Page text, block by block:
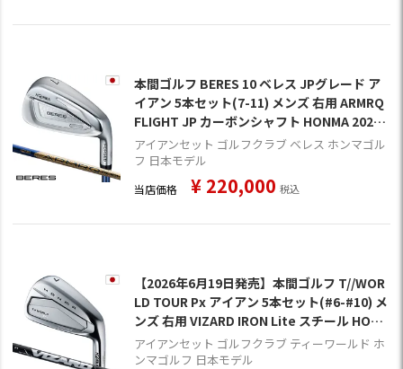
本間ゴルフ BERES 10 ベレス JPグレード ア
イアン 5本セット(7-11) メンズ 右用 ARMRQ
FLIGHT JP カーボンシャフト HONMA 2026
年モデル 日本正規品 ゴルフクラブ
アイアンセット ゴルフクラブ ベレス ホンマゴル
フ 日本モデル
当店価格 ¥ 220,000 税込
【2026年6月19日発売】本間ゴルフ T//WOR
LD TOUR Px アイアン 5本セット(#6-#10) メ
ンズ 右用 VIZARD IRON Lite スチール HONM
A 2026年モデル 日本正規品 ゴルフクラブ
アイアンセット ゴルフクラブ ティーワールド ホ
ンマゴルフ 日本モデル